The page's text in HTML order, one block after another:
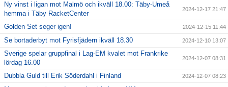
Ny vinst i ligan mot Malmö och ikväll 18.00: Täby-Umeå
hemma i Täby RacketCenter
2024-12-17 21:47
Golden Set seger igen! 2024-12-15 11:44
Se bortaderbyt mot Fyrisfjädern ikväll 18.30 2024-12-10 13:07
Sverige spelar gruppfinal i Lag-EM kvalet mot Frankrike
lördag 16.00
2024-12-07 08:31
Dubbla Guld till Erik Söderdahl i Finland 2024-12-07 08:23